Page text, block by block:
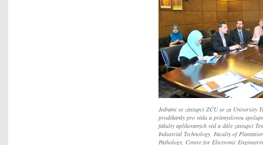
Jednání se zástupci ZČU se za University
proděkanky pro vědu a průmyslovou
fakulty aplikovaných věd a dále zástupci
Industrial Technology, Faculty of
Pathology, Centre for Electronic